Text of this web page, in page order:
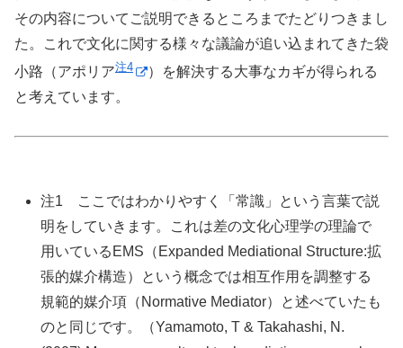
その内容についてご説明できるところまでたどりつきまし
た。これで文化に関する様々な議論が追い込まれてきた袋
小路（アポリア注4
）を解決する大事なカギが得られる
と考えています。
注1 ここではわかりやすく「常識」という言葉で説
明をしていきます。これは差の文化心理学の理論で
用いているEMS（Expanded Mediational Structure:拡
張的媒介構造）という概念では相互作用を調整する
規範的媒介項（Normative Mediator）と述べていたも
のと同じです。（Yamamoto, T & Takahashi, N.